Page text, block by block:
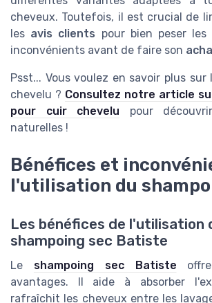
cheveux. Toutefois, il est crucial de
les avis clients pour bien peser
inconvénients avant de faire son
Psst... Vous voulez en savoir plus
chevelu ? Consultez notre article
pour cuir chevelu pour
naturelles !
Bénéfices et
l'utilisation du
Les bénéfices de l'utilisation
shampoing sec Batiste
Le shampoing sec Batiste
avantages. Il aide à absorber
rafraîchit les cheveux entre les